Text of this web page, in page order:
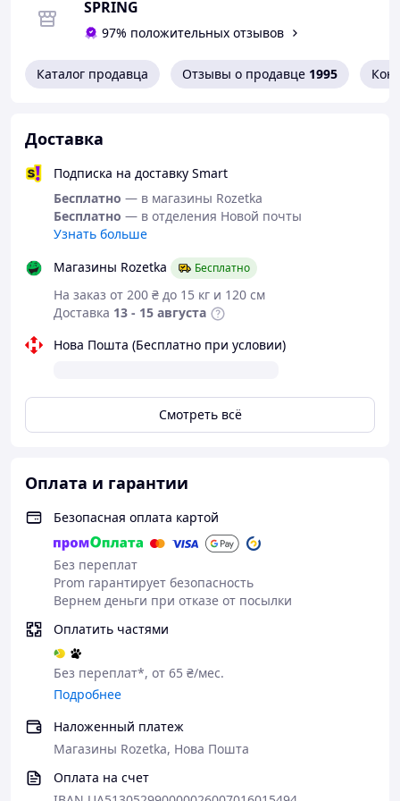
SPRING
97% положительных отзывов
Каталог продавца Отзывы о продавце 1995
Доставка
Подписка на доставку Smart
Бесплатно — в магазины Rozetka
Бесплатно — в отделения Новой почты
Узнать больше
Магазины Rozetka
Бесплатно
На заказ от 200 ₴ до 15 кг и 120 см
Доставка 13 - 15 августа
Нова Пошта (Бесплатно при условии)
Смотреть всё
Оплата и гарантии
Безопасная оплата картой
Без переплат
Prom гарантирует безопасность
Вернем деньги при отказе от посылки
Оплатить частями
Без переплат*, от 65 ₴/мес.
Подробнее
Наложенный платеж
Магазины Rozetka, Нова Пошта
Оплата на счет